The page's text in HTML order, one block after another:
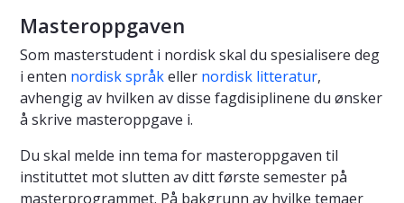
Masteroppgaven
Som masterstudent i nordisk skal du spesialisere deg
i enten nordisk språkeller nordisk litteratur,
avhengig av hvilken av disse fagdisiplinene du ønsker
å skrive masteroppgave i.
Du skal melde inn tema for masteroppgaven til
instituttet mot slutten av ditt første semester på
masterprogrammet. På bakgrunn av hvilke temaer